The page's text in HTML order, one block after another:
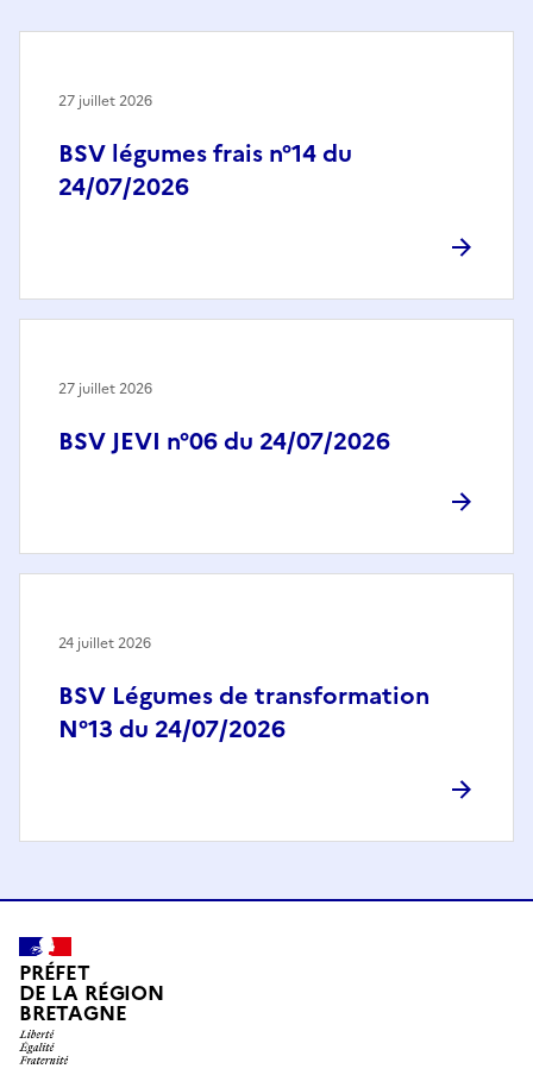
BSV légumes frais n°14 du
24/07/2026
27 juillet 2026
BSV JEVI n°06 du 24/07/2026
27 juillet 2026
BSV Légumes de transformation
N°13 du 24/07/2026
24 juillet 2026
PRÉFET
DE LA RÉGION
BRETAGNE